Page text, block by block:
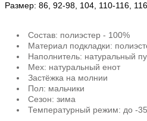
Размер: 86, 92-98, 104, 110-116,
Состав: полиэстер - 100%
Материал подкладки:
Наполнитель: натуральный
Мех: натуральный енот
Застёжка на молнии
Пол: мальчики
Сезон: зима
Температурный режим: до -